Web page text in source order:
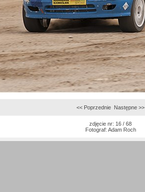
<< Poprzednie Następne >>
zdjęcie nr: 16 / 68
Fotograf: Adam Roch